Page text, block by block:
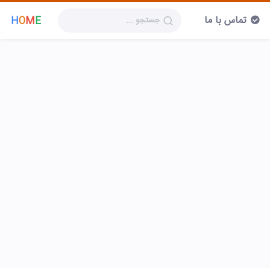
HOME تماس با ما